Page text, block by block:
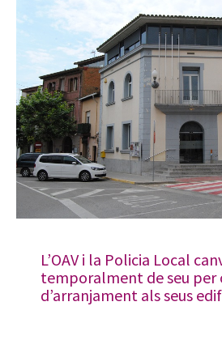
L’OAV i la Policia Local
temporalment de seu per
d’arranjament als seus